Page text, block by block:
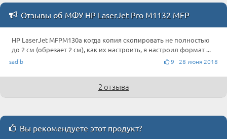
Отзывы об МФУ HP LaserJet Pro M1132 MFP
HP LaserJet MFPM130a когда копия скопировать не полностью
до 2 см (обрезает 2 см), как их настроить, я настроил формат ...
sadib 9 28 июня 2018
2 отзыва
Вы рекомендуете этот продукт?